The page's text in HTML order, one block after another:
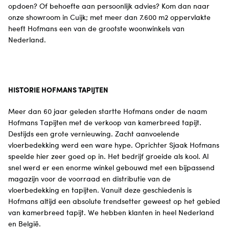
opdoen? Of behoefte aan persoonlijk advies? Kom dan naar
onze showroom in Cuijk; met meer dan 7.600 m2 oppervlakte
heeft Hofmans een van de grootste woonwinkels van
Nederland.
HISTORIE HOFMANS TAPIJTEN
Meer dan 60 jaar geleden startte Hofmans onder de naam
Hofmans Tapijten met de verkoop van kamerbreed tapijt.
Destijds een grote vernieuwing. Zacht aanvoelende
vloerbedekking werd een ware hype. Oprichter Sjaak Hofmans
speelde hier zeer goed op in. Het bedrijf groeide als kool. Al
snel werd er een enorme winkel gebouwd met een bijpassend
magazijn voor de voorraad en distributie van de
vloerbedekking en tapijten. Vanuit deze geschiedenis is
Hofmans altijd een absolute trendsetter geweest op het gebied
van kamerbreed tapijt. We hebben klanten in heel Nederland
en België.